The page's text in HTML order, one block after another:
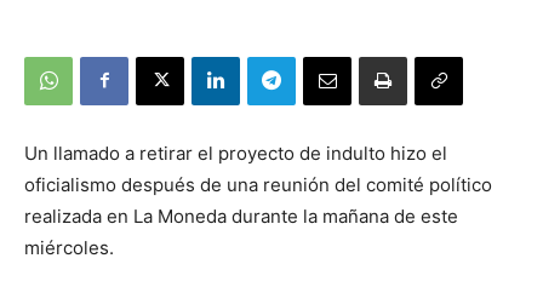
Un llamado a retirar el proyecto de indulto hizo el
oficialismo después de una reunión del comité político
realizada en La Moneda durante la mañana de este
miércoles.